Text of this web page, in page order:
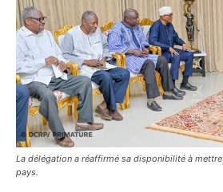
La délégation a réaffirmé sa disponibilité à
pays.